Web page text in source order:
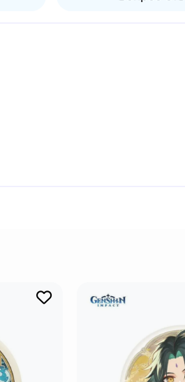
осколок, созданный реакцией